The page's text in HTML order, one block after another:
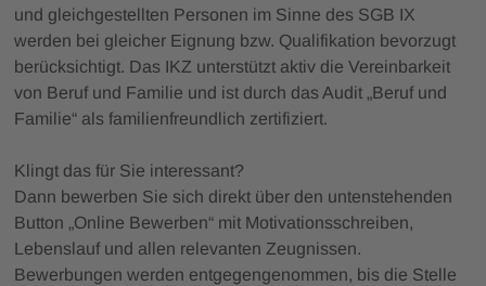
und gleichgestellten Personen im Sinne des SGB IX
werden bei gleicher Eignung bzw. Qualifikation bevorzugt
berücksichtigt. Das IKZ unterstützt aktiv die Vereinbarkeit
von Beruf und Familie und ist durch das Audit „Beruf und
Familie“ als familienfreundlich zertifiziert.
Klingt das für Sie interessant?
Dann bewerben Sie sich direkt über den untenstehenden
Button „Online Bewerben“ mit Motivationsschreiben,
Lebenslauf und allen relevanten Zeugnissen.
Bewerbungen werden entgegengenommen, bis die Stelle